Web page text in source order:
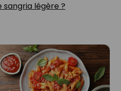
sangria légère ?